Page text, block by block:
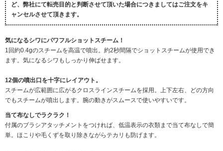
ど、弊社にて転売目的と判断させて頂いた場合につきましてはご注文をキ
ャンセルさせて頂きます。
気になるシワにパワフルショットスチーム！
1回約0.4gのスチームを高温で噴出。約2秒間隔でショットスチームが使用でき
ます。気になるシワもしっかり伸ばせます。
12個の噴出口を十字にレイアウト。
スチームが広範囲に広がるクロスラインスチームを採用。上下左右、どの方向
でもスチームが噴出します。腕の動きがスムースで使いやすいです。
当て布なしでラクラク！
付属のブラシアタッチメントをつければ、低温表示の衣類まで当て布なしで簡
単。ほこりや毛くずを取り除きながらテカリも防げます。